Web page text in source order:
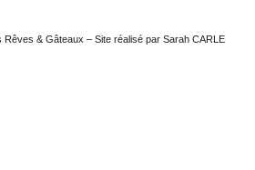
& Gâteaux – Site réalisé par Sarah CARLE